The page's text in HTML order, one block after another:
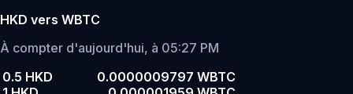
HKD vers WBTC
À compter d'aujourd'hui, à 05:27 PM
0.5 HKD
0.0000009797 WBTC